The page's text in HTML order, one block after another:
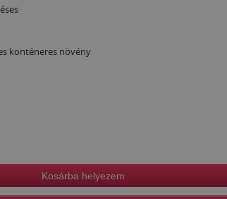
konténeres növény
Kosárba helyezem